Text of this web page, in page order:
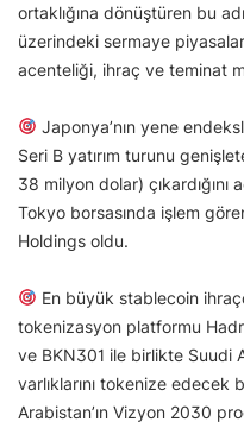
ortaklığına dönüştüren bu
üzerindeki sermaye
acenteliği, ihraç ve teminat
Japonya’nın yene
Seri B yatırım turunu
38 milyon dolar) çıkardığını
Tokyo borsasında işlem
Holdings oldu.
En büyük stablecoin
tokenizasyon platformu
ve BKN301 ile birlikte Suudi
varlıklarını tokenize
Arabistan’ın Vizyon 2030